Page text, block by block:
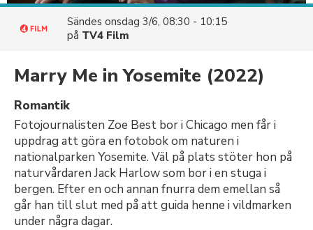
Sändes onsdag 3/6, 08:30 - 10:15
på TV4 Film
Marry Me in Yosemite (2022)
Romantik
Fotojournalisten Zoe Best bor i Chicago men får i
uppdrag att göra en fotobok om naturen i
nationalparken Yosemite. Väl på plats stöter hon på
naturvårdaren Jack Harlow som bor i en stuga i
bergen. Efter en och annan fnurra dem emellan så
går han till slut med på att guida henne i vildmarken
under några dagar.